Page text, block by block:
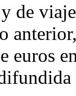
de
euros